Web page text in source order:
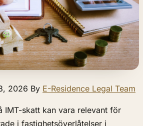
2026 By E-Residence Legal Team
IMT-skatt kan vara relevant för
i fastighetsöverlåtelser i